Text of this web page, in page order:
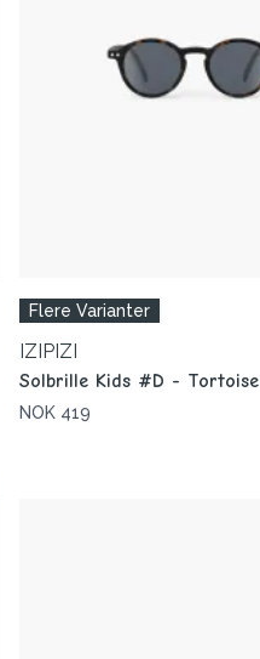
Flere Varianter
IZIPIZI
Solbrille Kids #D - Tortoise
NOK 419